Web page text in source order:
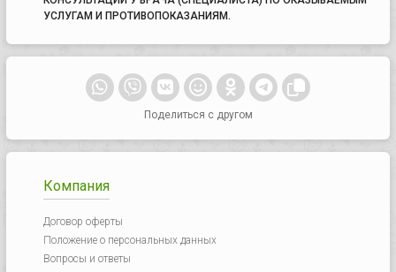
УСЛУГАМ И ПРОТИВОПОКАЗАНИЯМ.
Поделиться с другом
Компания
Договор оферты
Положение о персональных данных
Вопросы и ответы